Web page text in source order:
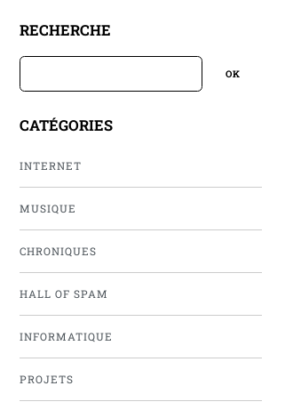
RECHERCHE
CATÉGORIES
INTERNET
MUSIQUE
CHRONIQUES
HALL OF SPAM
INFORMATIQUE
PROJETS